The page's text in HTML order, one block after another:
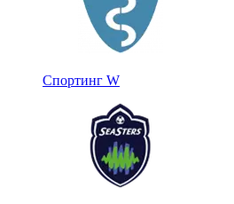
Спортинг W